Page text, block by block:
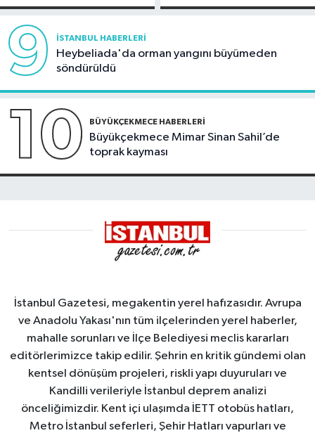
9 İSTANBUL HABERLERI
Heybeliada'da orman yangını büyümeden
söndürüldü
10 BÜYÜKÇEKMECE HABERLERI
Büyükçekmece Mimar Sinan Sahil’de
toprak kayması
İstanbul Gazetesi, megakentin yerel hafızasıdır. Avrupa
ve Anadolu Yakası'nın tüm ilçelerinden yerel haberler,
mahalle sorunları ve İlçe Belediyesi meclis kararları
editörlerimizce takip edilir. Şehrin en kritik gündemi olan
kentsel dönüşüm projeleri, riskli yapı duyuruları ve
Kandilli verileriyle İstanbul deprem analizi
önceliğimizdir. Kent içi ulaşımda İETT otobüs hatları,
Metro İstanbul seferleri, Şehir Hatları vapurları ve